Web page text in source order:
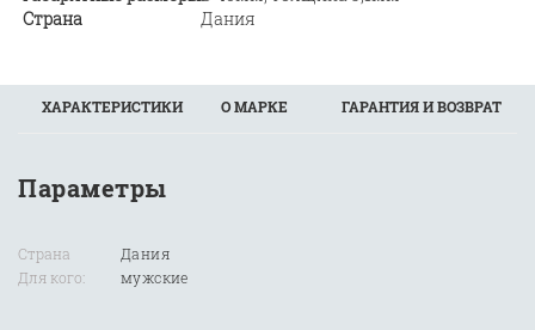
Страна
Дания
ХАРАКТЕРИСТИКИ О МАРКЕ ГАРАНТИЯ И ВОЗВРАТ
Параметры
Страна
Для кого:
Дания
мужские